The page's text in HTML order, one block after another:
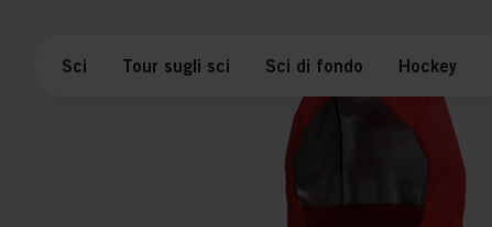
Sci Tour sugli sci Sci di fondo Hockey